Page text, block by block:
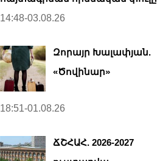
14:48-03.08.26
Զորայր Խալափյան.
«Ծովինար»
18:51-01.08.26
ՃՇՀԱՀ. 2026-2027